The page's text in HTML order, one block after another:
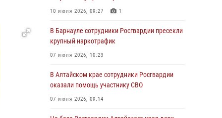
Сотрудники Росгвардии провели встречу с
«Каникулы с Росгвардией»
03 июля 2026, 04:03
провело для детей экскурсию на теплоходе в
рамках акции «Каникулы с Росгвардией»
02 июля 2026, 00:55
10 июля 2026, 09:27 1
В Барнауле сотрудники Росгвардии пресекли
крупный наркотрафик
07 июля 2026, 10:23
В Алтайском крае сотрудники Росгвардии
оказали помощь участнику СВО
07 июля 2026, 09:14